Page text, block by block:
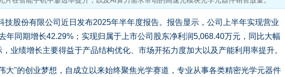
技股份有限公司近日发布2025年半年度报告。报告显示，公司上半年实现营业
年同期增长42.29%；实现归属于上市公司股东净利润5,068.40万元，同比大幅
业绩增长主要得益于产品结构优化、市场开拓力度加大以及产能利用率提升。
"的创业梦想，自成立以来始终聚焦光学赛道，专业从事各类精密光学元器件